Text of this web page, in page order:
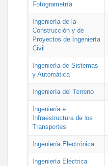
Fotogrametría
Ingeniería de la
Construcción y de
Proyectos de Ingeniería
Civil
Ingeniería de Sistemas
y Automática
Ingeniería del Terreno
Ingeniería e
Infraestructura de los
Transportes
Ingeniería Electrónica
Ingeniería Eléctrica